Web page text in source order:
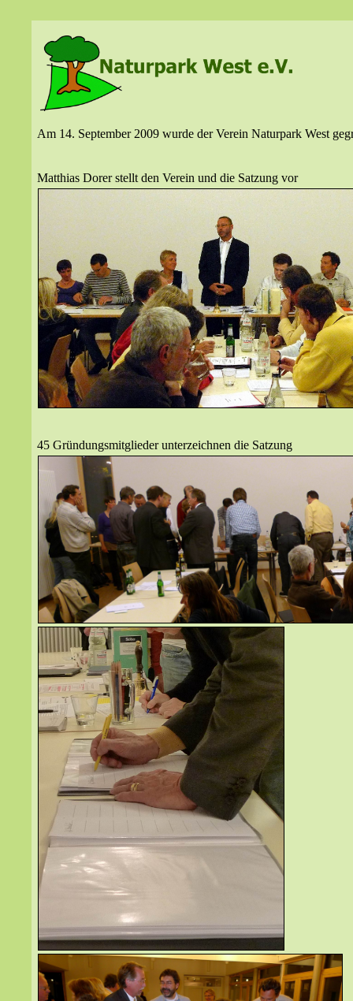
Am 14. September 2009 wurde der Verein Naturpark West
Matthias Dorer stellt den Verein und die Satzung vor
45 Gründungsmitglieder unterzeichnen die Satzung